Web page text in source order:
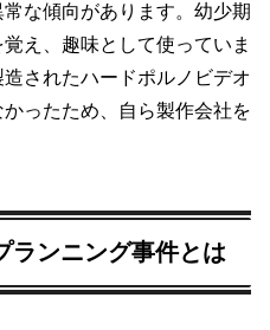
な傾向があります。幼少期
え、趣味として使っていま
されたハードポルノビデオ
ったため、自ら製作会社を
ランニング事件とは